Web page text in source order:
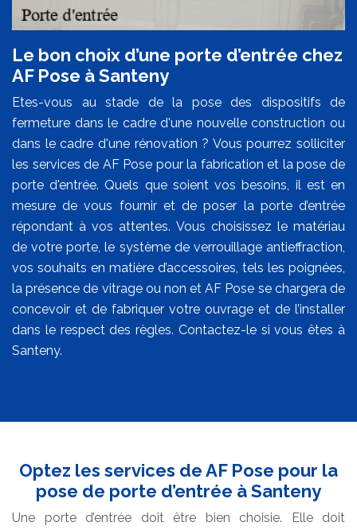
Le bon choix d’une porte d’entrée chez
AF Pose à Santeny
Etes-vous au stade de la pose des dispositifs de
fermeture dans le cadre d'une nouvelle construction ou
dans le cadre d'une rénovation ? Vous pourrez solliciter
les services de AF Pose pour la fabrication et la pose de
porte d'entrée. Quels que soient vos besoins, il est en
mesure de vous fournir et de poser la porte d’entrée
répondant à vos attentes. Vous choisissez le matériau
de votre porte, le système de verrouillage antieffraction,
vos souhaits en matière d’accessoires, tels les poignées,
la présence de vitrage ou non et AF Pose se chargera de
concevoir et de fabriquer votre ouvrage et de l’installer
dans le respect des règles. Contactez-le si vous êtes à
Santeny.
Optez les services de AF Pose pour la
pose de porte d’entrée à Santeny
Une porte d’entrée doit être bien choisie. Elle doit